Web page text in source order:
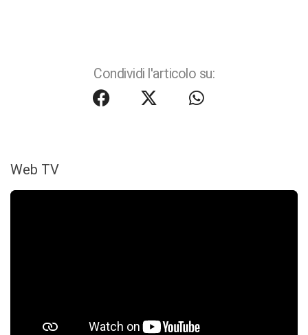
Condividi l'articolo su:
Web TV